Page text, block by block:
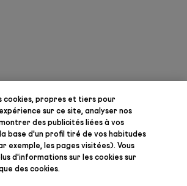
cookies, propres et tiers pour
sur ce site, analyser nos
des publicités liées à vos
base d'un profil tiré de vos habitudes
exemple, les pages visitées). Vous
d'informations sur les cookies sur
des cookies.